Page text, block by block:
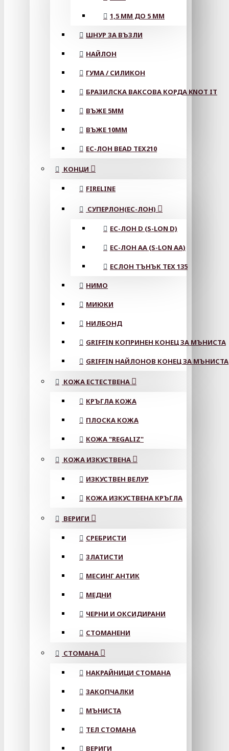
1,5 ММ ДО 5 ММ
ШНУР ЗА ВЪЗЛИ
НАЙЛОН
ГУМА / СИЛИКОН
БРАЗИЛСКА ВАКСОВА КОРДА KNOT IT
ВЪЖЕ 5MM
ВЪЖЕ 10MM
ЕС-ЛОН BEAD TEX210
КОНЦИ
FIRELINE
СУПЕРЛОН(ЕС-ЛОН)
ЕС-ЛОН D (S-LON D)
ЕС-ЛОН АА (S-LON AA)
ЕСЛОН ТЪНЪК TEX 135
НИМО
МИЮКИ
НИЛБОНД
GRIFFIN КОПРИНЕН КОНЕЦ ЗА МЪНИСТА
GRIFFIN НАЙЛОНОВ КОНЕЦ ЗА МЪНИСТА
КОЖА ЕСТЕСТВЕНА
КРЪГЛА КОЖА
ПЛОСКА КОЖА
КОЖА "REGALIZ"
КОЖА ИЗКУСТВЕНА
ИЗКУСТВЕН ВЕЛУР
КОЖА ИЗКУСТВЕНА КРЪГЛА
ВЕРИГИ
СРЕБРИСТИ
ЗЛАТИСТИ
МЕСИНГ АНТИК
МЕДНИ
ЧЕРНИ И ОКСИДИРАНИ
СТОМАНЕНИ
СТОМАНА
НАКРАЙНИЦИ СТОМАНА
ЗАКОПЧАЛКИ
МЪНИСТА
ТЕЛ СТОМАНА
ВЕРИГИ